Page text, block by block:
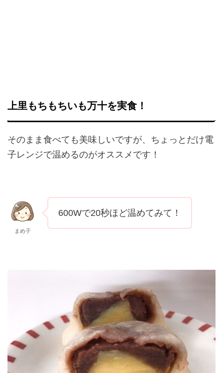
上里もちもちいも万十を実食！
そのまま食べても美味しいですが、ちょっとだけ電
子レンジで温めるのがオススメです！
まめ子
600Wで20秒ほど温めてみて！